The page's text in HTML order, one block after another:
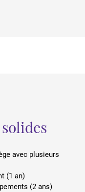
avec plusieurs
(1 an)
(2 ans)